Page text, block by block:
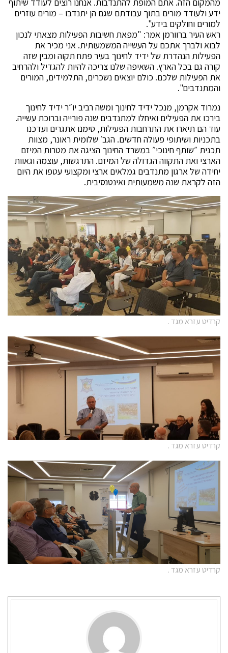
ידע ולעודד מורים בתוך עבודתם שגם הן יתנדבו – מורים עוזרים
למורים וחולקים בידע".
ראש העיר ברוורמן אמר: "מפאת חשיבות הפעילות מצאתי לנכון
לבוא ולברך אתכם על העשייה המשמעותית. אני מכיר את
הפעילות הנהדרת של ידיד לחינוך בעיר פתח תקוה ומבין שזה
קורה גם בכל הארץ. השאיפה שלנו צריכה להיות להגדיל ולהרחיב
את הפעילות שלכם. כולם יוצאים נשכרים, התלמידים, המורים
והמתנדבים".
נמרוד אקרמן, מנכל ידיד לחינוך ומשה רביב יו״ר ידיד לחינוך
בירכו את הפעילים ואיחלו למתנדבים שנה פורייה וברוכת עשייה.
עוד הם תיארו את התרחבות הפעילות, סימנו אתגרים ועדכנו
בתכניות ושיתופי פעולה חדשים. הגב׳ שלומית ראונר, מצוות
תכנית ״שותף חינוכי״ במשרד החינוך הציגה את מטרות המיזם
הארצי ואת התקווה הגדולה של המיזם. התרגשות, עוצמה וגאוות
יחידה של ארגון מתנדבים גמלאים ארצי ומקצועי עטפו את היום
הזה לקראת שנה משמעותית ואינטנסיבית.
קרדיט עזרא מגד .
קרדיט עזרא מגד .
קרדיט עזרא מגד .